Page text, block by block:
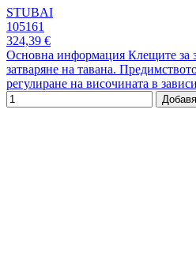
STUBAI
105161
324,39 €
Основна информация Клещите за
затваряне на тавана.
регулиране на височината в